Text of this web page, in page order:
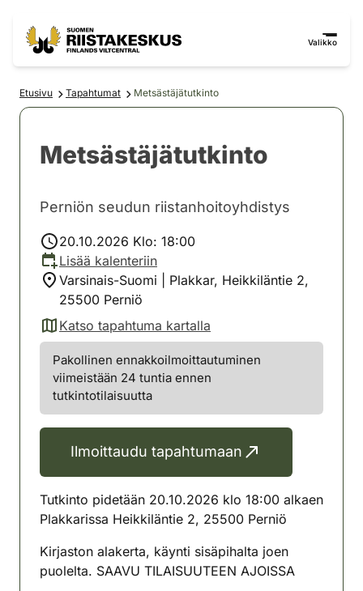
Valikko
Etusivu Tapahtumat Metsästäjätutkinto
Metsästäjätutkinto
Perniön seudun riistanhoitoyhdistys
20.10.2026 Klo: 18:00
Lisää kalenteriin
Varsinais-Suomi | Plakkar, Heikkiläntie 2,
25500 Perniö
Katso tapahtuma kartalla
(avautuu uuteen välilehteen)
Pakollinen ennakkoilmoittautuminen
viimeistään 24 tuntia ennen
tutkintotilaisuutta
Ilmoittaudu tapahtumaan
Tutkinto pidetään 20.10.2026 klo 18:00 alkaen
Plakkarissa Heikkiläntie 2, 25500 Perniö
Kirjaston alakerta, käynti sisäpihalta joen
puolelta. SAAVU TILAISUUTEEN AJOISSA